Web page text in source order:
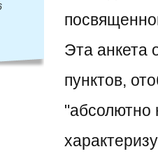
Эта анкета
пунктов,
"абсолютно